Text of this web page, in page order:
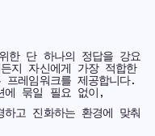
한 단 하나의 정답을 강요
지 자신에게 가장 적합한
레임워크를 제공합니다.
에 묶일 필요 없이,
고 진화하는 환경에 맞춰